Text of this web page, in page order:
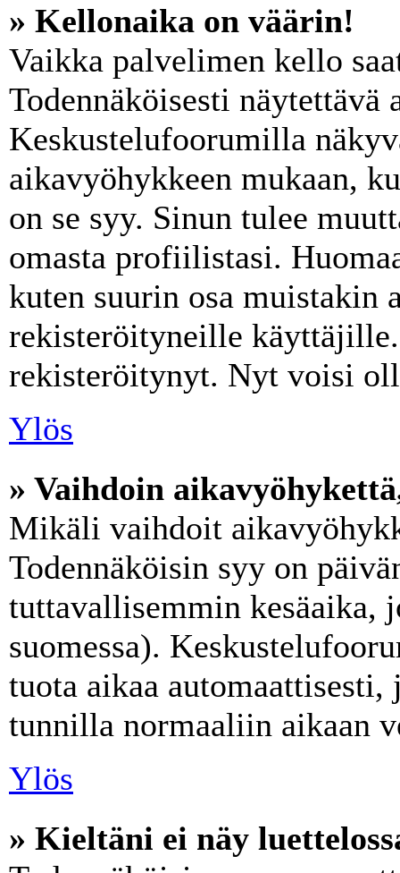
» Kellonaika on väärin!
Vaikka palvelimen kello
Todennäköisesti näytettävä
Keskustelufoorumilla
aikavyöhykkeen mukaan,
on se syy. Sinun tulee
omasta profiilistasi.
kuten suurin osa muistakin
rekisteröityneille
rekisteröitynyt. Nyt voisi
Ylös
» Vaihdoin
Mikäli vaihdoit
Todennäköisin syy on
tuttavallisemmin kesäaika,
suomessa).
tuota aikaa
tunnilla normaaliin aikaan
Ylös
» Kieltäni ei näy